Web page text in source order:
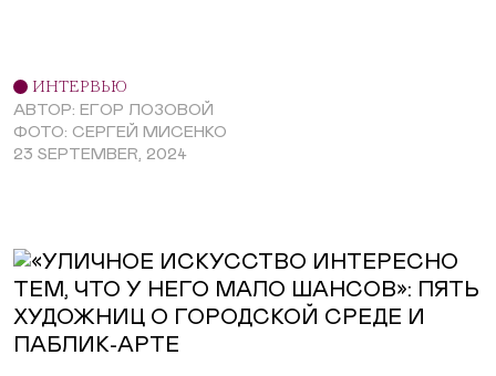
ИНТЕРВЬЮ
АВТОР: ЕГОР ЛОЗОВОЙ
ФОТО: СЕРГЕЙ МИСЕНКО
23 SEPTEMBER, 2024